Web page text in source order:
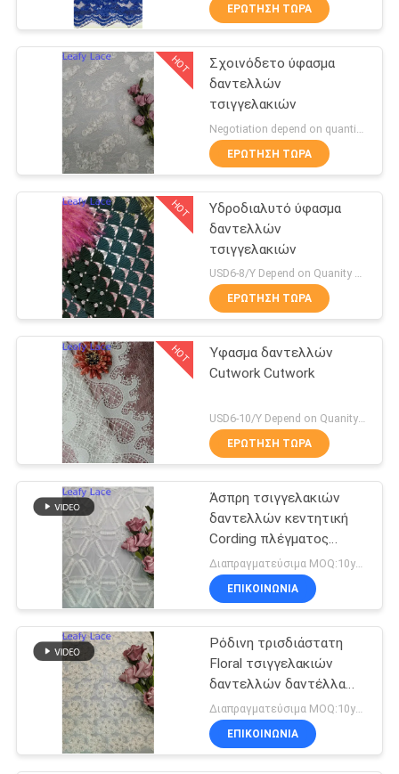
ΠΟΙΟΤΙΚΌΣ
ΈΛΕΓΧΟΣ
ΕΠΑΦΉ
ΝΈΑ
ΖΗΤΉΣΤΕ
ΈΝΑ
ΑΠΌΣΠΑΣΜΑ
SITEMAP
ΠΟΛΙΤΙΚΉ
ΑΠΟΡΡΉΤΟΥ
Σχοινόδετο ύφασμα
δαντελλών
τρισδιάστατο Floral
ύφασμα δαντελλών
47
περιποίηση
δαντελλών
πολυεστέρα
14
Κεντημένο ύφασμα
οπών
ΕΡΏΤΗΣΗ ΤΏΡΑ
HOT
Σχοινόδετο ύφασμα
δαντελλών
τσιγγελακιών
ΕΡΏΤΗΣΗ ΤΏΡΑ
HOT
Υδροδιαλυτό ύφασμα
δαντελλών
τσιγγελακιών
USD6-8/Y Depend on Quanity MOQ:10yards
ΕΡΏΤΗΣΗ ΤΏΡΑ
HOT
Ύφασμα δαντελλών
Cutwork Cutwork
USD6-10/Y Depend on Quanity MOQ:10yards
ΕΡΏΤΗΣΗ ΤΏΡΑ
Άσπρη τσιγγελακιών
δαντελλών κεντητική
Cording πλέγματος
υφάσματος δαντελλών
υφάσματος
τρισδιάστατη Floral
ΕΠΙΚΟΙΝΩΝΙΑ
Ρόδινη τρισδιάστατη
Floral τσιγγελακιών
δαντελλών δαντέλλα
φορεμάτων παιδιών
κεντητικής υφάσματος
ντυμένη φύλλο
ΕΠΙΚΟΙΝΩΝΙΑ